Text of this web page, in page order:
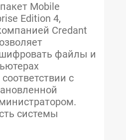
Mobile
Edition 4,
Credant
файлы и
с
системы